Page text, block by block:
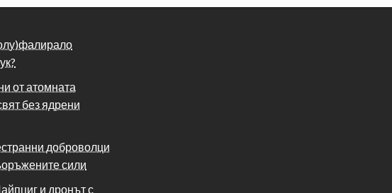
от атомната
без ядрени
доброволци
сили
и дронът с